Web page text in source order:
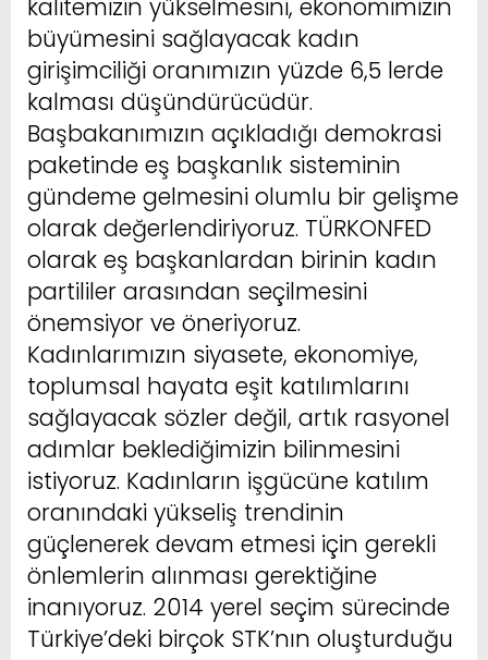
kalitemizin yükselmesini, ekonomimizin
büyümesini sağlayacak kadın
girişimciliği oranımızın yüzde 6,5 lerde
kalması düşündürücüdür.
Başbakanımızın açıkladığı demokrasi
paketinde eş başkanlık sisteminin
gündeme gelmesini olumlu bir gelişme
olarak değerlendiriyoruz. TÜRKONFED
olarak eş başkanlardan birinin kadın
partililer arasından seçilmesini
önemsiyor ve öneriyoruz.
Kadınlarımızın siyasete, ekonomiye,
toplumsal hayata eşit katılımlarını
sağlayacak sözler değil, artık rasyonel
adımlar beklediğimizin bilinmesini
istiyoruz. Kadınların işgücüne katılım
oranındaki yükseliş trendinin
güçlenerek devam etmesi için gerekli
önlemlerin alınması gerektiğine
inanıyoruz. 2014 yerel seçim sürecinde
Türkiye’deki birçok STK’nın oluşturduğu